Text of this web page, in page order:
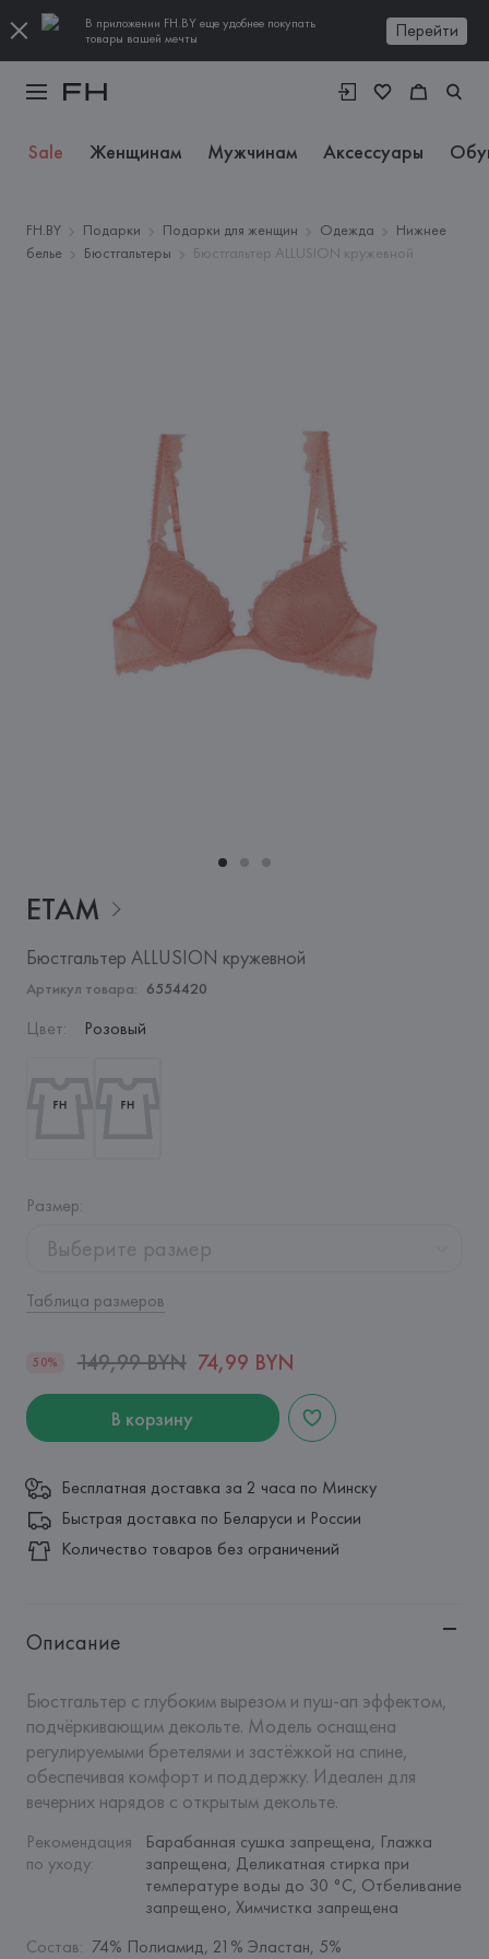
В приложении FH.BY еще удобнее покупать
товары вашей мечты
Перейти
Sale Женщинам Мужчинам Аксессуары
FH.BY Подарки Подарки для женщин Одежда
Нижнее
белье
Бюстгальтеры Бюстгальтер ALLUSION кружевной
ETAM
Бюстгальтер ALLUSION кружевной
Артикул товара: 6554420
Цвет: Розовый
Размер:
Выберите размер
Таблица размеров
50% 149,99 BYN 74,99 BYN
В корзину
Бесплатная доставка за 2 часа по Минску
Быстрая доставка по Беларуси и России
Количество товаров без ограничений
Описание
Бюстгальтер с глубоким вырезом и пуш-ап эффектом,
подчёркивающим декольте. Модель оснащена
регулируемыми бретелями и застёжкой на спине,
обеспечивая комфорт и поддержку. Идеален для
вечерних нарядов с открытым декольте.
Рекомендация
по уходу:
Барабанная сушка запрещена, Глажка
запрещена, Деликатная стирка при
температуре воды до 30 °C, Отбеливание
запрещено, Химчистка запрещена
Состав: 74% Полиамид, 21% Эластан, 5%